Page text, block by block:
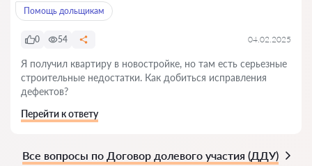
Помощь дольщикам
0 54 04.02.2025
Я получил квартиру в новостройке, но там есть серьезные
строительные недостатки. Как добиться исправления
дефектов?
Перейти к ответу
Все вопросы по Договор долевого участия (ДДУ)